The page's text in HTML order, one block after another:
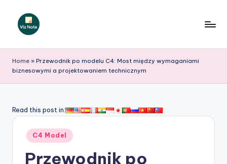
iz
N
t
Home » Przewodnik po modelu C4: Most między wymaganiami
biznesowymi a projektowaniem technicznym
Read this post in:
Posted
in
C4 Model
Przewodnik po